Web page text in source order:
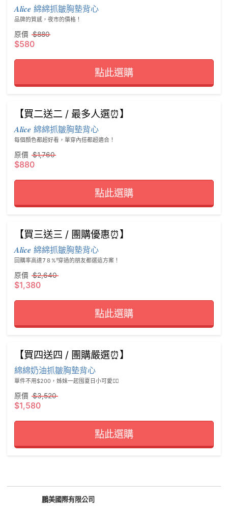
𝑨𝒍𝒊𝒄𝒆 綿綿抓皺胸墊背心
品牌的質感，夜市的價格！
原價 $880
$580
點此選購
【買二送二 / 最多人選⏰】
𝑨𝒍𝒊𝒄𝒆 綿綿抓皺胸墊背心
每個顏色都超好看，單穿內搭都超適合！
原價 $1,760
$880
點此選購
【買三送三 / 團購優惠⏰】
𝑨𝒍𝒊𝒄𝒆 綿綿抓皺胸墊背心
回購率高達𝟩８%ꜝꜝ穿過的朋友都選這方案！
原價 $2,640
$1,380
點此選購
【買四送四 / 團購嚴選⏰】
綿綿奶油抓皺胸墊背心
單件不用$200，姊妹一起囤夏日小可愛❤️‍🔥
原價 $3,520
$1,580
點此選購
鵬美國際有限公司